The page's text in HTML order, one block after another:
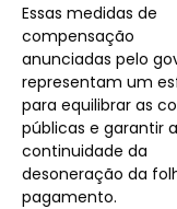
Essas medidas de
compensação
anunciadas pelo
representam um
para equilibrar as
públicas e garantir a
continuidade da
desoneração da
pagamento.